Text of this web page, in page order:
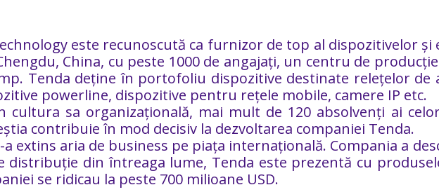
este recunoscută ca furnizor de top al dispozitivelor
China, cu peste 1000 de angajați, un centru de
Tenda deține în portofoliu dispozitive destinate relețelor de
powerline, dispozitive pentru rețele mobile, camere IP etc.
sa organizațională, mai mult de 120 absolvenți ai
contribuie în mod decisiv la dezvoltarea companiei Tenda.
extins aria de business pe piața internațională. Compania a
din întreaga lume, Tenda este prezentă cu
se ridicau la peste 700 milioane USD.